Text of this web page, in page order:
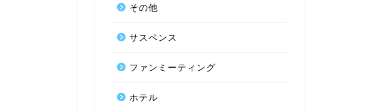
その他
サスペンス
ファンミーティング
ホテル